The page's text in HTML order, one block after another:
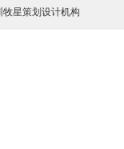
牧星策划设计机构